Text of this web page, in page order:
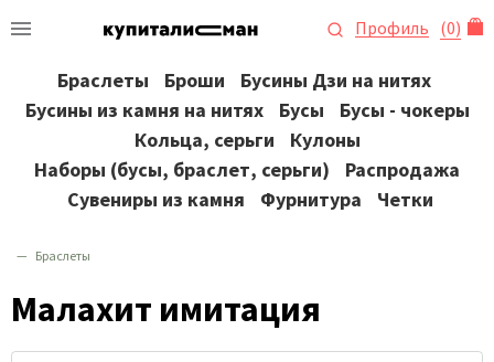
Профиль (0)
Браслеты Броши
Бусины Дзи на нитях
Бусины из камня на нитях
Бусы
Бусы - чокеры
Кольца, серьги
Кулоны
Наборы (бусы, браслет, серьги)
Распродажа
Сувениры из камня
Фурнитура Четки
Браслеты
Малахит имитация